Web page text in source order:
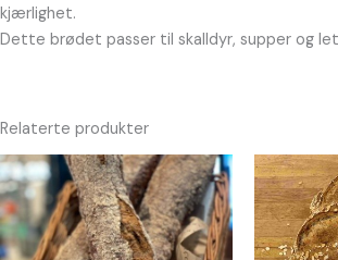
kjærlighet.
Dette brødet passer til skalldyr, supper og
Relaterte produkter